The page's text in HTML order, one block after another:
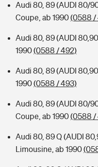
Audi 80, 89 (AUDI 80/
Coupe, ab 1990(0588 /
Audi 80, 89 (AUDI
1990(0588 / 492)
Audi 80, 89 (AUDI
1990(0588 / 493)
Audi 80, 89 (AUDI 80/
Coupe, ab 1990(0588 /
Audi 80, 89 Q (AUDI
Limousine, ab 1990